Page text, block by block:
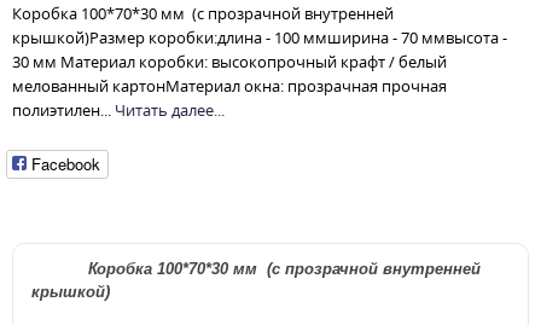
Коробка 100*70*30 мм (c прозрачной внутренней
крышкой)Размер коробки:длина - 100 ммширина - 70 ммвысота -
30 мм Материал коробки: высокопрочный крафт / белый
мелованный картонМатериал окна: прозрачная прочная
полиэтилен... Читать далее...
Facebook
Коробка 100*70*30 мм (c прозрачной внутренней
крышкой)